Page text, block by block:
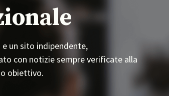
un sito indipendente,
con notizie sempre verificate alla
obiettivo.